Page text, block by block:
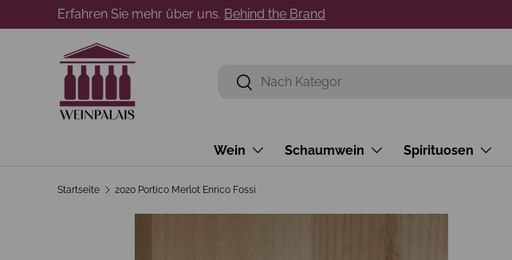
Direkt zum Inhalt
Erfahren Sie mehr über uns. Behind the Brand
Suchen
Suchen
Wein Schaumwein Spirituosen
Startseite 2020 Portico Merlot Enrico Fossi